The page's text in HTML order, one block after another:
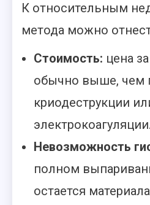
К относительным
метода можно
Стоимость: цена
обычно выше, чем
криодеструкции
электрокоагуляции.
Невозможность
полном
остается